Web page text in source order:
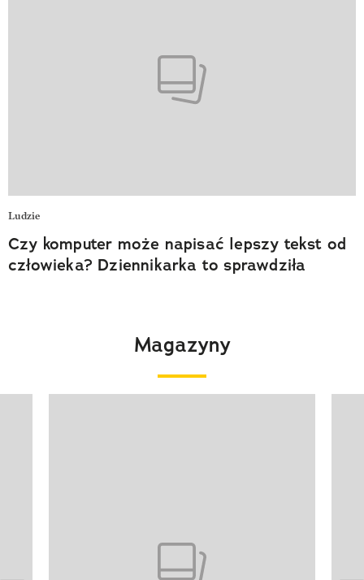
Ludzie
Czy komputer może napisać lepszy tekst od
człowieka? Dziennikarka to sprawdziła
Magazyny